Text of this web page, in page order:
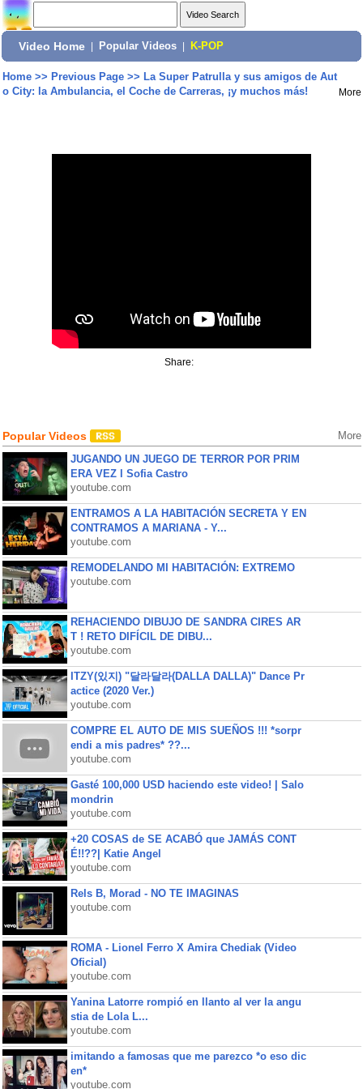
Video Home Popular Videos K-POP
Home>> Previous Page>> La Super Patrulla y sus amigos de Aut
o City: la Ambulancia, el Coche de Carreras, ¡y muchos más!
More
Share:
Popular Videos More
JUGANDO UN JUEGO DE TERROR POR PRIM
ERA VEZ l Sofia Castro
youtube.com
ENTRAMOS A LA HABITACIÓN SECRETA Y EN
CONTRAMOS A MARIANA - Y...
youtube.com
REMODELANDO MI HABITACIÓN: EXTREMO
youtube.com
REHACIENDO DIBUJO DE SANDRA CIRES AR
T ! RETO DIFÍCIL DE DIBU...
youtube.com
ITZY(있지) "달라달라(DALLA DALLA)" Dance Pr
actice (2020 Ver.)
youtube.com
COMPRE EL AUTO DE MIS SUEÑOS !!! *sorpr
endi a mis padres* ??...
youtube.com
Gasté 100,000 USD haciendo este video! | Salo
mondrin
youtube.com
+20 COSAS de SE ACABÓ que JAMÁS CONT
É!!??| Katie Angel
youtube.com
Rels B, Morad - NO TE IMAGINAS
youtube.com
ROMA - Lionel Ferro X Amira Chediak (Video
Oficial)
youtube.com
Yanina Latorre rompió en llanto al ver la angu
stia de Lola L...
youtube.com
imitando a famosas que me parezco *o eso dic
en*
youtube.com